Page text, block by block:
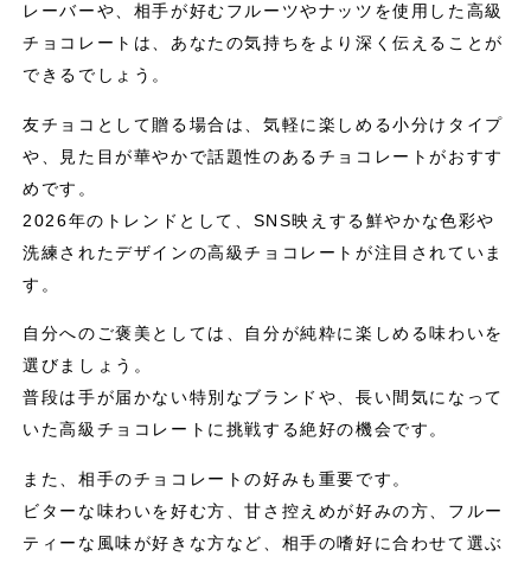
レーバーや、相手が好むフルーツやナッツを使用した高級
チョコレートは、あなたの気持ちをより深く伝えることが
できるでしょう。
友チョコとして贈る場合は、気軽に楽しめる小分けタイプ
や、見た目が華やかで話題性のあるチョコレートがおすす
めです。
2026年のトレンドとして、SNS映えする鮮やかな色彩や
洗練されたデザインの高級チョコレートが注目されていま
す。
自分へのご褒美としては、自分が純粋に楽しめる味わいを
選びましょう。
普段は手が届かない特別なブランドや、長い間気になって
いた高級チョコレートに挑戦する絶好の機会です。
また、相手のチョコレートの好みも重要です。
ビターな味わいを好む方、甘さ控えめが好みの方、フルー
ティーな風味が好きな方など、相手の嗜好に合わせて選ぶ